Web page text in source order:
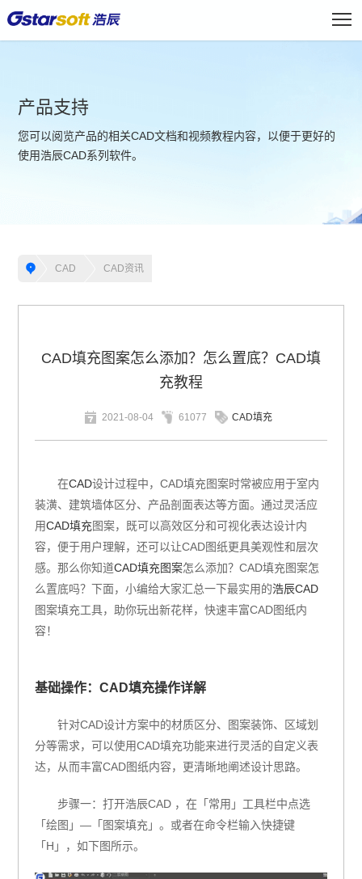
产品支持
您可以阅览产品的相关CAD文档和视频教程内容，以便于更好的
使用浩辰CAD系列软件。
CAD CAD资讯
CAD填充图案怎么添加？怎么置底？CAD填
充教程
2021-08-04 61077 CAD填充
在CAD设计过程中，CAD填充图案时常被应用于室内
装潢、建筑墙体区分、产品剖面表达等方面。通过灵活应
用CAD填充图案，既可以高效区分和可视化表达设计内
容，便于用户理解，还可以让CAD图纸更具美观性和层次
感。那么你知道CAD填充图案怎么添加？CAD填充图案怎
么置底吗？下面，小编给大家汇总一下最实用的浩辰CAD
图案填充工具，助你玩出新花样，快速丰富CAD图纸内
容！
基础操作：CAD填充操作详解
针对CAD设计方案中的材质区分、图案装饰、区域划
分等需求，可以使用CAD填充功能来进行灵活的自定义表
达，从而丰富CAD图纸内容，更清晰地阐述设计思路。
步骤一：打开浩辰CAD ，在「常用」工具栏中点选
「绘图」—「图案填充」。或者在命令栏输入快捷键
「H」，如下图所示。